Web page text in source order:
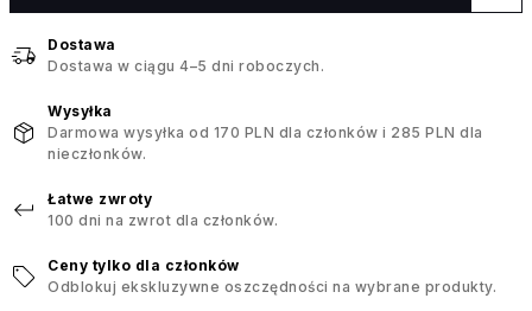
Dostawa
Dostawa w ciągu 4–5 dni roboczych.
Wysyłka
Darmowa wysyłka od 170 PLN dla członków i 285 PLN dla
nieczłonków.
Łatwe zwroty
100 dni na zwrot dla członków.
Ceny tylko dla członków
Odblokuj ekskluzywne oszczędności na wybrane produkty.